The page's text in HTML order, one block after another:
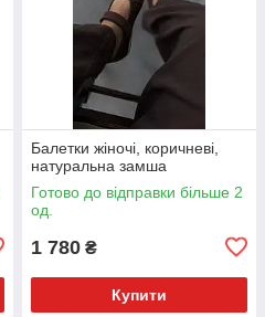
Балетки жіночі, коричневі,
натуральна замша
Готово до відправки більше 2
од.
1 780 ₴
Купити